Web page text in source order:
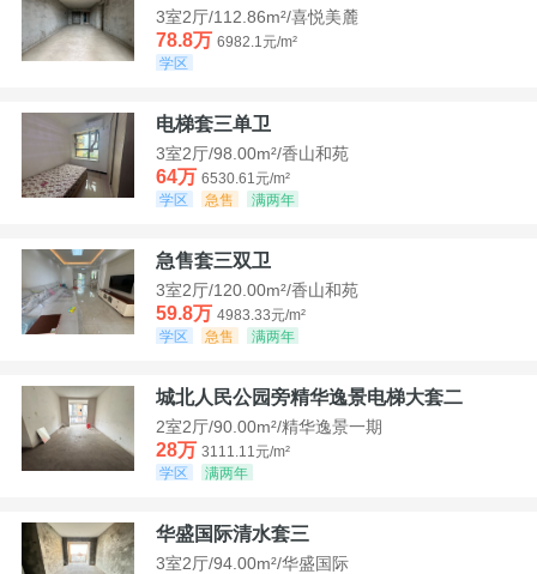
3室2厅/112.86m²/喜悦美麓
78.8万 6982.1元/m²
学区
电梯套三单卫
3室2厅/98.00m²/香山和苑
64万 6530.61元/m²
学区
急售 满两年
急售套三双卫
3室2厅/120.00m²/香山和苑
59.8万 4983.33元/m²
学区
急售 满两年
城北人民公园旁精华逸景电梯大套二
2室2厅/90.00m²/精华逸景一期
28万 3111.11元/m²
学区
满两年
华盛国际清水套三
3室2厅/94.00m²/华盛国际